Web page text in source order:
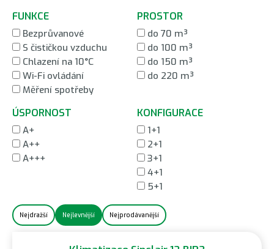
FUNKCE
Bezprůvanové
S čističkou vzduchu
Chlazení na 10°C
Wi-Fi ovládání
Měření spotřeby
PROSTOR
do 70 m³
do 100 m³
do 150 m³
do 220 m³
ÚSPORNOST
A+
A++
A+++
KONFIGURACE
1+1
2+1
3+1
4+1
5+1
Nejdražší Nejlevnější Nejprodávanější